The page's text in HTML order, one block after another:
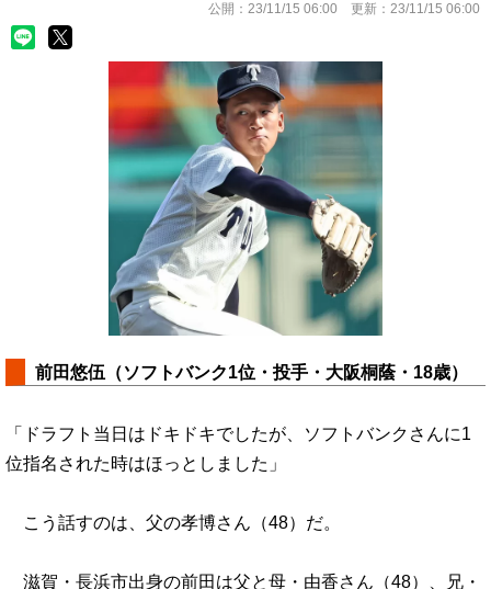
公開： 23/11/15 06:00 更新： 23/11/15 06:00
前田悠伍（ソフトバンク1位・投手・大阪桐蔭・18歳）
「ドラフト当日はドキドキでしたが、ソフトバンクさんに1
位指名された時はほっとしました」
こう話すのは、父の孝博さん（48）だ。
滋賀・長浜市出身の前田は父と母・由香さん（48）、兄・